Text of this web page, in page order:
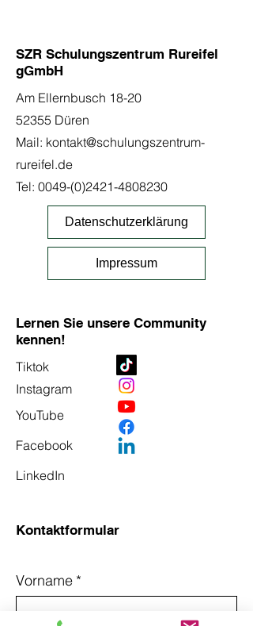
SZR Schulungszentrum Rureifel
gGmbH
Am Ellernbusch 18-20
52355 Düren
Mail: kontakt@schulungszentrum-
rureifel.de
Tel: 0049-(0)2421-4808230
Datenschutzerklärung
Impressum
Lernen Sie unsere Community
kennen!
Tiktok
Instagram
YouTube
Facebook
LinkedIn
Kontaktformular
Vorname *